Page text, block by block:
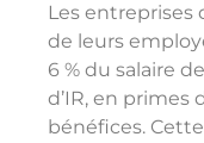
Les entreprises
de leurs
6 % du salaire
d’IR, en
bénéfices.